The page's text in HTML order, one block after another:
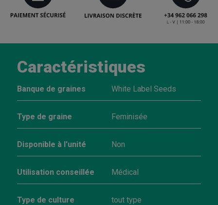
Caractéristiques
Banque de graines White Label Seeds
Type de graine Feminisée
Disponible à l'unité Non
Utilisation conseillée Médical
Type de culture
tout type